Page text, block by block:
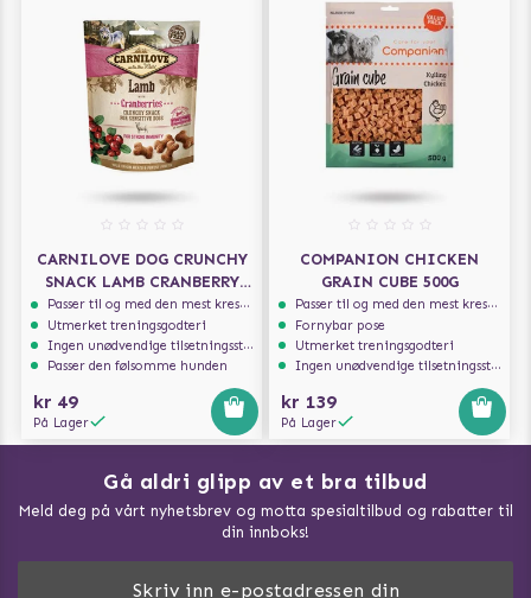
CARNILOVE DOG CRUNCHY
SNACK LAMB CRANBERRY
200G
Passer til og med den mest kresne hunden
Utmerket treningsgodteri
Ingen unødvendige tilsetningsstoffer
Passer den følsomme hunden
kr 49
På Lager
COMPANION CHICKEN
GRAIN CUBE 500G
Passer til og med den mest kresne hunden
Fornybar pose
Utmerket treningsgodteri
Ingen unødvendige tilsetningsstoffer
kr 139
På Lager
Gå aldri glipp av et bra tilbud
Meld deg på vårt nyhetsbrev og motta spesialtilbud og rabatter til
din innboks!